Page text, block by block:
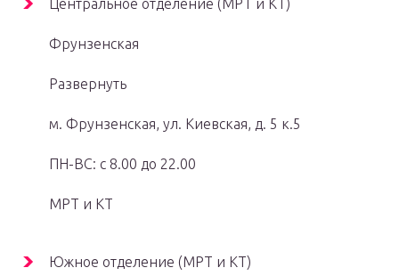
Центральное отделение (МРТ и КТ)
Фрунзенская
Развернуть
м. Фрунзенская, ул. Киевская, д. 5 к.5
ПН-ВС: с 8.00 до 22.00
МРТ и КТ
Южное отделение (МРТ и КТ)